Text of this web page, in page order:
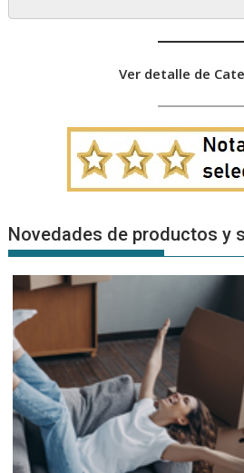
Ver detalle de
Novedades de productos y